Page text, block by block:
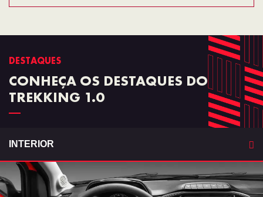
DESTAQUES
CONHEÇA OS DESTAQUES DO
TREKKING 1.0
INTERIOR